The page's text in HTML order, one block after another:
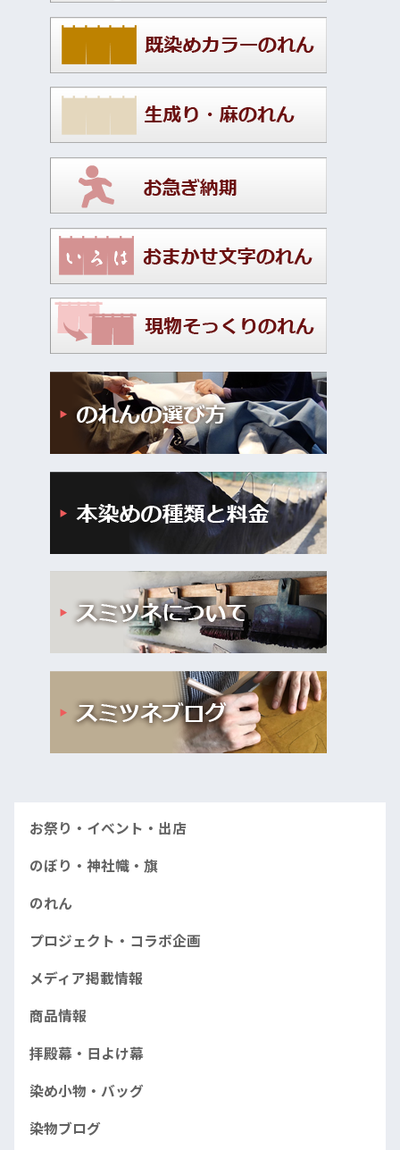
お祭り・イベント・出店
のぼり・神社幟・旗
のれん
プロジェクト・コラボ企画
メディア掲載情報
商品情報
拝殿幕・日よけ幕
染め小物・バッグ
染物ブログ